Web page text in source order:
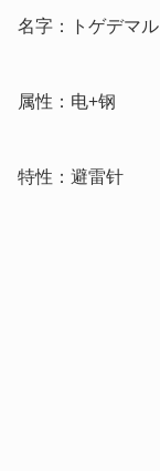
名字：トゲデマル
属性：电+钢
特性：避雷针